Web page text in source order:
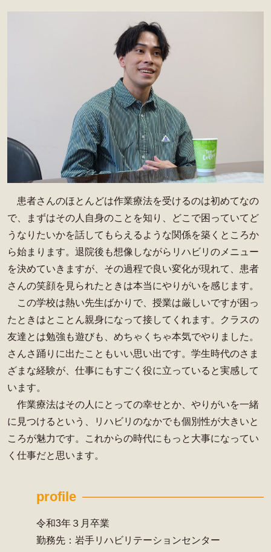
患者さんのほとんどは作業療法を受けるのは初めてなの
で、まずはその人自身のことを知り、どこで困っていてど
うなりたいかを話してもらえるような関係を築くところか
ら始まります。退院後も想像しながらリハビリのメニュー
を決めていきますが、その過程で良い変化が現れて、患者
さんの笑顔を見られたときは本当にやりがいを感じます。
この学校は熱い先生ばかりで、授業は厳しいですが困っ
たときはとことん親身になって接してくれます。クラスの
友達とは勉強も遊びも、めちゃくちゃ本気でやりました。
さんさ踊りに出たこともいい思い出です。学生時代のさま
ざまな経験が、仕事にもすごく役に立っていると実感して
います。
作業療法はその人にとっての幸せとか、やりがいを一緒
に見つけるという、リハビリのなかでも個別性が大きいと
ころが魅力です。これからの時代にもっと大事になってい
く仕事だと思います。
profile
令和3年３月卒業
勤務先：岩手リハビリテーションセンター